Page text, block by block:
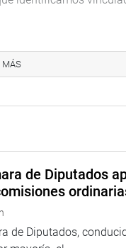
de personal
informes de
a 2018, señaladas
por culminar
y, por lo tanto, a la
MÁS
de Diputados
de Diputados,